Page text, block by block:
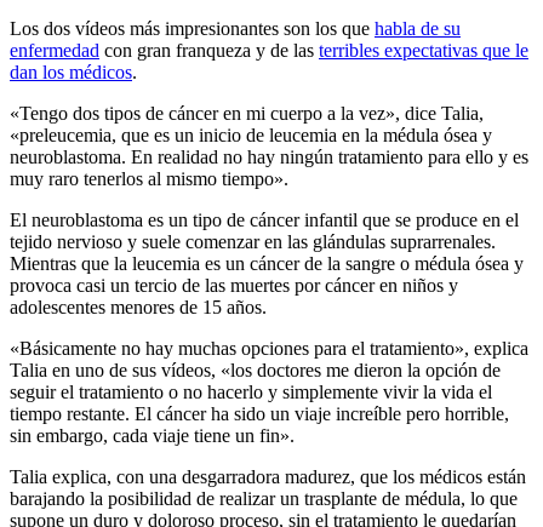
Los dos vídeos más impresionantes son los que habla de su
enfermedad con gran franqueza y de las terribles expectativas que le
dan los médicos.
«Tengo dos tipos de cáncer en mi cuerpo a la vez», dice Talia,
«preleucemia, que es un inicio de leucemia en la médula ósea y
neuroblastoma. En realidad no hay ningún tratamiento para ello y es
muy raro tenerlos al mismo tiempo».
El neuroblastoma es un tipo de cáncer infantil que se produce en el
tejido nervioso y suele comenzar en las glándulas suprarrenales.
Mientras que la leucemia es un cáncer de la sangre o médula ósea y
provoca casi un tercio de las muertes por cáncer en niños y
adolescentes menores de 15 años.
«Básicamente no hay muchas opciones para el tratamiento», explica
Talia en uno de sus vídeos, «los doctores me dieron la opción de
seguir el tratamiento o no hacerlo y simplemente vivir la vida el
tiempo restante. El cáncer ha sido un viaje increíble pero horrible,
sin embargo, cada viaje tiene un fin».
Talia explica, con una desgarradora madurez, que los médicos están
barajando la posibilidad de realizar un trasplante de médula, lo que
supone un duro y doloroso proceso, sin el tratamiento le quedarían